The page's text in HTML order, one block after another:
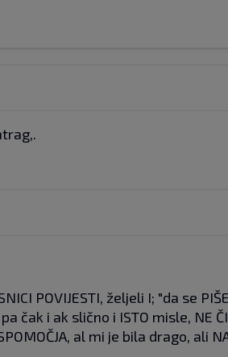
POVIJESTI, željeli I; "da se PIŠE
čak i ak slično i ISTO misle, NE
al mi je bila drago, ali